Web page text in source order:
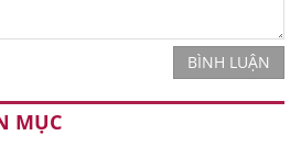
BÌNH LUẬN
MỤC